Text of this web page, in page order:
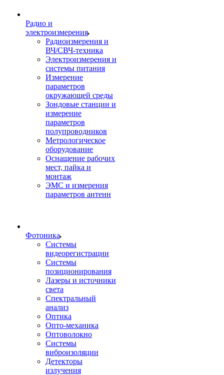
Радио и
электроизмерения
Радиоизмерения и
ВЧ/СВЧ-техника
Электроизмерения и
системы питания
Измерение
параметров
окружающей среды
Зондовые станции и
измерение
параметров
полупроводников
Метрологическое
оборудование
Оснащение рабочих
мест, пайка и
монтаж
ЭМС и измерения
параметров антенн
Фотоника
Cистемы
видеорегистрации
Системы
позиционирования
Лазеры и источники
света
Спектральный
анализ
Оптика
Опто-механика
Оптоволокно
Системы
виброизоляции
Детекторы
излучения